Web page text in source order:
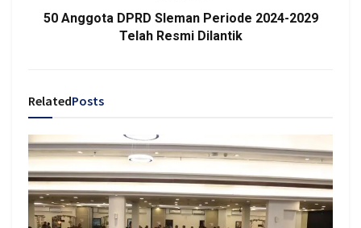
50 Anggota DPRD Sleman Periode 2024-2029
Telah Resmi Dilantik
RelatedPosts